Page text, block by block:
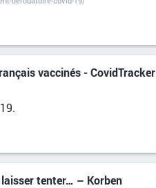
vaccinés - CovidTracker
tenter… – Korben